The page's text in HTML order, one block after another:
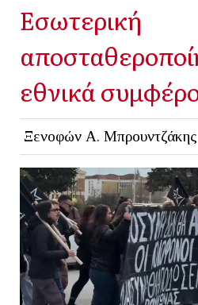
Εσωτερική
εθνικά
Ξενοφών Α. Μπρουντζάκης